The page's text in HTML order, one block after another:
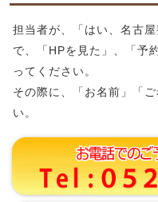
担当者が、「はい、名古
で、「HPを見た」、「予
ってください。
その際に、「お名前」「
い。